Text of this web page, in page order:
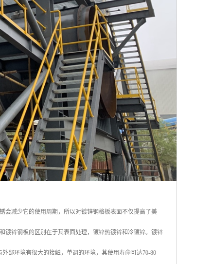
会减少它的使用周期，所以对镀锌钢格板表面不仅提高了美
镀锌钢板的区别在于其表面处理，镀锌热镀锌和冷镀锌。镀锌
部环境有很大的接触，单调的环境，其使用寿命可达70-80